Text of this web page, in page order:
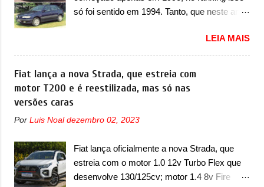
um pequeno prolongamento para as laterais.
controle da bateria (AHCP e HCP). Para
realizada a verificação e, se necessário, a
substituição do motor do ventilador HVAC
(aquecimento, ventilação e ar-condicionado).
A marca também confirmou que “foi
sobrecarga do microprocessador do Módulo
causar a perda de força motriz, requerendo a
atualização do software do modulo de...
só foi sentido em 1994. Tanto, que neste ano,
ao começar pelo Chevrolet Corsa, o mais
destacado deles no ranking que perdurou no
nosso mercado até início de 2012 e com
certeza foi um grandioso lançamento da
geração do Volkswagen Gol que depois de 14
zero, apelidada de "Bolinha" por suas formas
arredondadas. Além do Gol, outro
Volkswagen fazia sua estréia no mercado.
LEIA MAIS
Fiat lança a nova Strada, que estreia com
motor T200 e é reestilizada, mas só nas
versões caras
Por Luis Noal dezembro 02, 2023
Fiat lança oficialmente a nova Strada, que
estreia com o motor 1.0 12v Turbo Flex que
desenvolve 130/125cv; motor 1.4 8v Fire